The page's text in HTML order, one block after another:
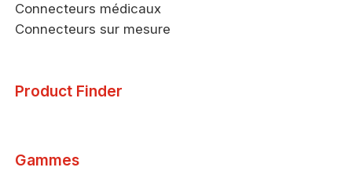
Connecteurs médicaux
Connecteurs sur mesure
Product Finder
Gammes